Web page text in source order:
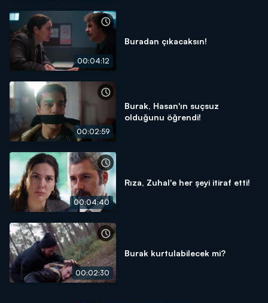
00:04:12
Buradan çıkacaksın!
00:02:59
Burak, Hasan'ın suçsuz
olduğunu öğrendi!
00:04:40
Rıza, Zuhal'e her şeyi itiraf etti!
00:02:30
Burak kurtulabilecek mi?